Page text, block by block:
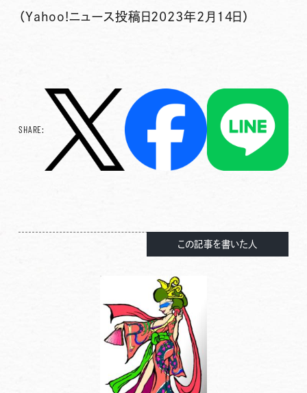
（Yahoo!ニュース投稿日2023年2月14日）
SHARE:
この記事を書いた人